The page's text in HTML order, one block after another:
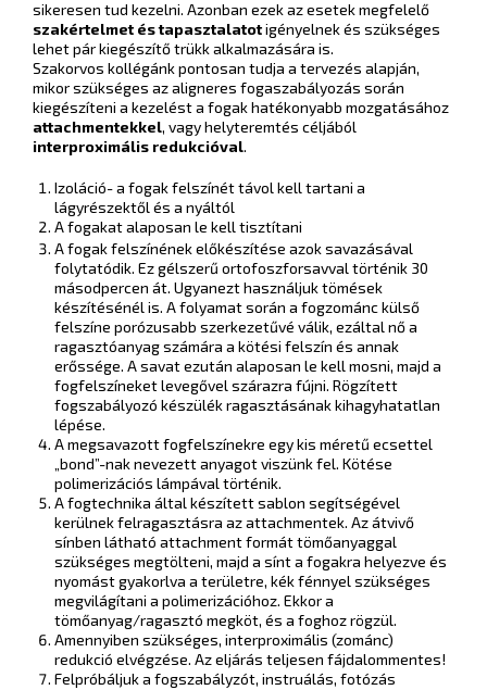
sikeresen tud kezelni. Azonban ezek az esetek megfelelő
szakértelmet és tapasztalatotigényelnek és szükséges
lehet pár kiegészítő trükk alkalmazására is.
Szakorvos kollégánk pontosan tudja a tervezés alapján,
mikor szükséges az aligneres fogaszabályozás során
kiegészíteni a kezelést a fogak hatékonyabb mozgatásához
attachmentekkel, vagy helyteremtés céljából
interproximális redukcióval.
Izoláció- a fogak felszínét távol kell tartani a
lágyrészektől és a nyáltól
A fogakat alaposan le kell tisztítani
A fogak felszínének előkészítése azok savazásával
folytatódik. Ez gélszerű ortofoszforsavval történik 30
másodpercen át. Ugyanezt használjuk tömések
készítésénél is. A folyamat során a fogzománc külső
felszíne porózusabb szerkezetűvé válik, ezáltal nő a
ragasztóanyag számára a kötési felszín és annak
erőssége. A savat ezután alaposan le kell mosni, majd a
fogfelszíneket levegővel szárazra fújni. Rögzített
fogszabályozó készülék ragasztásának kihagyhatatlan
lépése.
A megsavazott fogfelszínekre egy kis méretű ecsettel
„bond”-nak nevezett anyagot viszünk fel. Kötése
polimerizációs lámpával történik.
A fogtechnika által készített sablon segítségével
kerülnek felragasztásra az attachmentek. Az átvivő
sínben látható attachment formát tömőanyaggal
szükséges megtölteni, majd a sínt a fogakra helyezve és
nyomást gyakorlva a területre, kék fénnyel szükséges
megvilágítani a polimerizációhoz. Ekkor a
tömőanyag/ragasztó megköt, és a foghoz rögzül.
Amennyiben szükséges, interproximális (zománc)
redukció elvégzése. Az eljárás teljesen fájdalommentes!
Felpróbáljuk a fogszabályzót, instruálás, fotózás